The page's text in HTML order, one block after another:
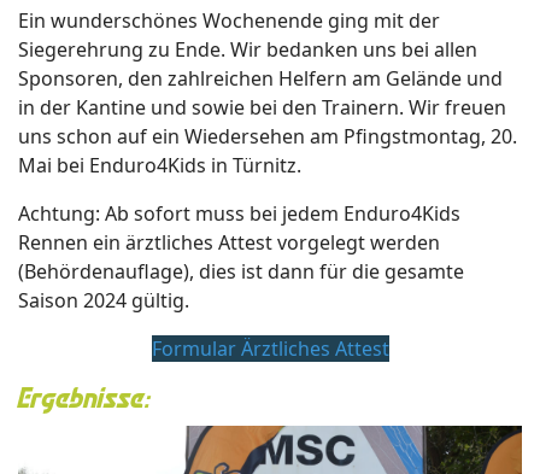
Ein wunderschönes Wochenende ging mit der
Siegerehrung zu Ende. Wir bedanken uns bei allen
Sponsoren, den zahlreichen Helfern am Gelände und
in der Kantine und sowie bei den Trainern. Wir freuen
uns schon auf ein Wiedersehen am Pfingstmontag, 20.
Mai bei Enduro4Kids in Türnitz.
Achtung: Ab sofort muss bei jedem Enduro4Kids
Rennen ein ärztliches Attest vorgelegt werden
(Behördenauflage), dies ist dann für die gesamte
Saison 2024 gültig.
Formular Ärztliches Attest
Ergebnisse: